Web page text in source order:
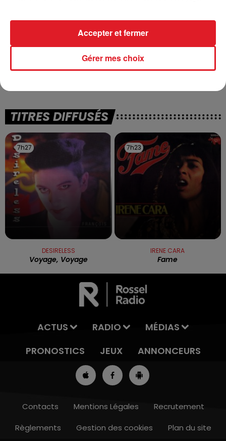
13h00 - 16h00
13 juillet 2026
WINGLES: UN JEUNE PERD LA VIE, NOYÉ À
LA BASE DE LOISIRS
TITRES DIFFUSÉS
7h27
7h27
DESIRELESS
Voyage, Voyage
7h23
7h23
IRENE CARA
Fame
ACTUS RADIO
MÉDIAS
PRONOSTICS
JEUX ANNONCEURS
Contacts Mentions Légales
Recrutement
Règlements
Gestion des cookies Plan du site
Gérer mes choix
Accepter et fermer